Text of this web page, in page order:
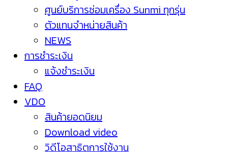
ศูนย์บริการซ่อมเครื่อง Sunmi ทุกรุ่น
ตัวแทนจำหน่ายสินค้า
NEWS
การชำระเงิน
แจ้งชำระเงิน
FAQ
VDO
สินค้ายอดนิยม
Download video
วิดีโอสาธิตการใช้งาน